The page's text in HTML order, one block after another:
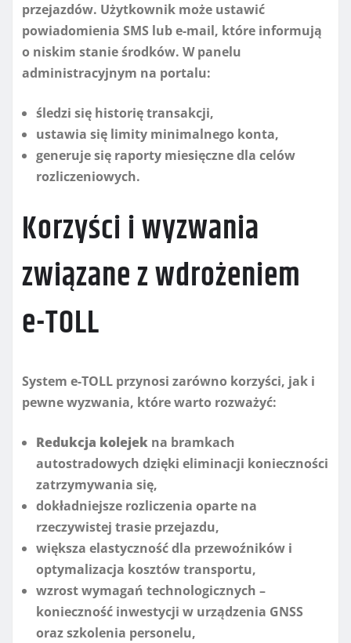
przejazdów. Użytkownik może ustawić
powiadomienia SMS lub e-mail, które informują
o niskim stanie środków. W panelu
administracyjnym na portalu:
śledzi się historię transakcji,
ustawia się limity minimalnego konta,
generuje się raporty miesięczne dla celów
rozliczeniowych.
Korzyści i wyzwania
związane z wdrożeniem
e-TOLL
System e-TOLL przynosi zarówno korzyści, jak i
pewne wyzwania, które warto rozważyć:
Redukcja kolejek na bramkach
autostradowych dzięki eliminacji konieczności
zatrzymywania się,
dokładniejsze rozliczenia oparte na
rzeczywistej trasie przejazdu,
większa elastyczność dla przewoźników i
optymalizacja kosztów transportu,
wzrost wymagań technologicznych –
konieczność inwestycji w urządzenia GNSS
oraz szkolenia personelu,